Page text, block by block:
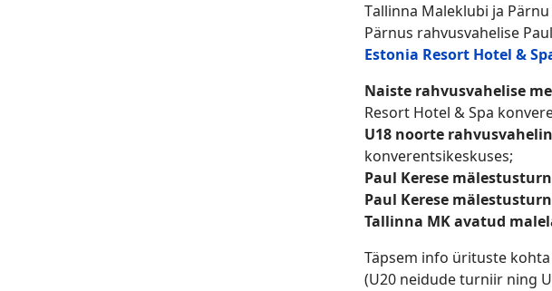
Tallinna Maleklubi ja
Pärnus rahvusvahelise
Estonia Resort Hotel &
Naiste rahvusvahelise
Resort Hotel & Spa
U18 noorte
konverentsikeskuses;
Paul Kerese
Paul Kerese
Tallinna MK avatud
Täpsem info ürituste
(U20 neidude turniir ning